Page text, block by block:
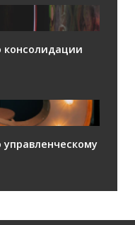
консолидации
управленческому